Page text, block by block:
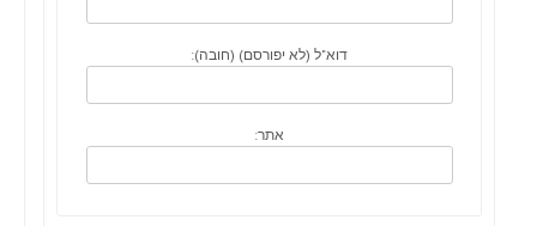
דוא"ל (לא יפורסם) (חובה):
אתר: